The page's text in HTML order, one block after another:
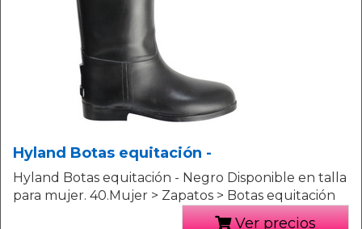
Hyland Botas equitación -
Hyland Botas equitación - Negro Disponible en talla
para mujer. 40.Mujer > Zapatos > Botas equitación
Ver precios